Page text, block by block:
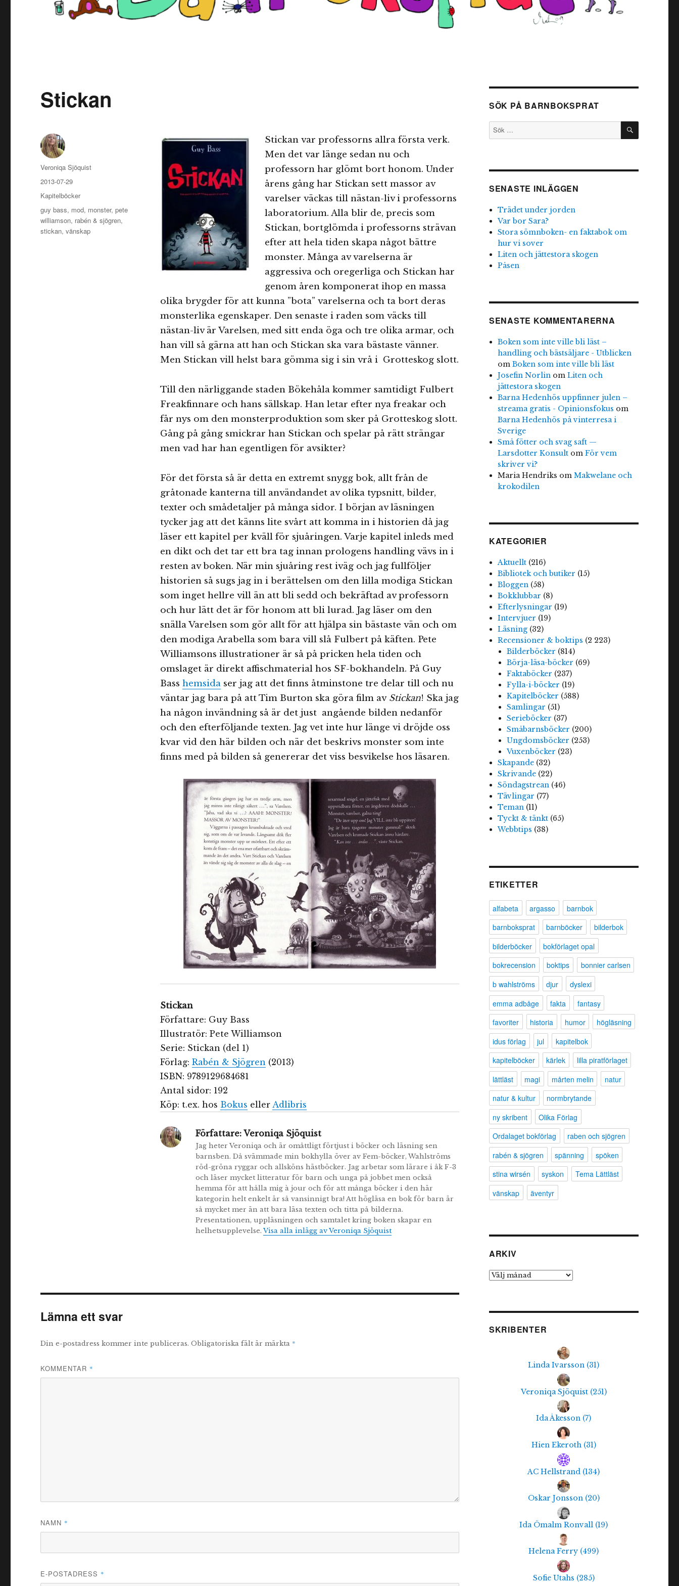
Stickan
Stickan var professorns allra första verk.
Men det var länge sedan nu och
professorn har glömt bort honom. Under
årens gång har Stickan sett massor av
varelser väckas till nästan-liv i professorns
laboratorium. Alla blir de, precis som
Stickan, bortglömda i professorns strävan
efter att hela tiden skapa något bättre
monster. Många av varelserna är
aggressiva och oregerliga och Stickan har
genom åren komponerat ihop en massa
olika brygder för att kunna ”bota” varelserna och ta bort deras
monsterlika egenskaper. Den senaste i raden som väcks till
nästan-liv är Varelsen, med sitt enda öga och tre olika armar, och
han vill så gärna att han och Stickan ska vara bästaste vänner.
Men Stickan vill helst bara gömma sig i sin vrå i Grotteskog slott.
Till den närliggande staden Bökehåla kommer samtidigt Fulbert
Freakfinnare och hans sällskap. Han letar efter nya freakar och
får nys om den monsterproduktion som sker på Grotteskog slott.
Gång på gång smickrar han Stickan och spelar på rätt strängar
men vad har han egentligen för avsikter?
För det första så är detta en extremt snygg bok, allt från de
gråtonade kanterna till användandet av olika typsnitt, bilder,
texter och smådetaljer på många sidor. I början av läsningen
tycker jag att det känns lite svårt att komma in i historien då jag
läser ett kapitel per kväll för sjuåringen. Varje kapitel inleds med
en dikt och det tar ett bra tag innan prologens handling vävs in i
resten av boken. När min sjuåring rest iväg och jag fullföljer
historien så sugs jag in i berättelsen om den lilla modiga Stickan
som inget hellre vill än att bli sedd och bekräftad av professorn
och hur lätt det är för honom att bli lurad. Jag läser om den
snälla Varelsen som gör allt för att hjälpa sin bästaste vän och om
den modiga Arabella som bara vill slå Fulbert på käften. Pete
Williamsons illustrationer är så på pricken hela tiden och
omslaget är direkt affischmaterial hos SF-bokhandeln. På Guy
Bass hemsidaser jag att det finns åtminstone tre delar till och nu
väntar jag bara på att Tim Burton ska göra film avStickan! Ska jag
ha någon invändning så är det just angående bilden nedanför
och den efterföljande texten. Jag vet inte hur länge vi dröjde oss
kvar vid den här bilden och när det beskrivs monster som inte
finns med på bilden så genererar det viss besvikelse hos läsaren.
Stickan
Författare: Guy Bass
Illustratör: Pete Williamson
Serie: Stickan (del 1)
Förlag: Rabén & Sjögren (2013)
ISBN: 9789129684681
Antal sidor: 192
Köp: t.ex. hos Bokus eller Adlibris
Författare:Veroniqa Sjöquist
Jag heter Veroniqa och är omåttligt förtjust i böcker och läsning sen
barnsben. Då svämmade min bokhylla över av Fem-böcker, Wahlströms
röd-gröna ryggar och allsköns hästböcker. Jag arbetar som lärare i åk F-3
och läser mycket litteratur för barn och unga på jobbet men också
hemma för att hålla mig à jour och för att många böcker i den här
kategorin helt enkelt är så vansinnigt bra! Att högläsa en bok för barn är
så mycket mer än att bara läsa texten och titta på bilderna.
Presentationen, uppläsningen och samtalet kring boken skapar en
helhetsupplevelse.Visa alla inlägg av Veroniqa Sjöquist
Författare
Veroniqa Sjöquist
Publicerat
den
2013-07-29
Kategorier
Kapitelböcker
Etiketter
guy bass, mod, monster,pete
williamson, rabén & sjögren,
stickan,vänskap
Lämna ett svar
Din e-postadress kommer inte publiceras. Obligatoriska fält är märkta *
KOMMENTAR *
NAMN *
E-POSTADRESS *
SÖK PÅ BARNBOKSPRAT
Sök
efter:
SÖK
SENASTE INLÄGGEN
Trädet under jorden
Var bor Sara?
Stora sömnboken- en faktabok om
hur vi sover
Liten och jättestora skogen
Påsen
SENASTE KOMMENTARERNA
Boken som inte ville bli läst –
handling och bästsäljare - Utblicken
omBoken som inte ville bli läst
Josefin Norlin omLiten och
jättestora skogen
Barna Hedenhös uppfinner julen –
streama gratis - Opinionsfokus om
Barna Hedenhös på vinterresa i
Sverige
Små fötter och svag saft —
Larsdotter Konsult omFör vem
skriver vi?
Maria Hendriks omMakwelane och
krokodilen
KATEGORIER
Aktuellt (216)
Bibliotek och butiker (15)
Bloggen (58)
Bokklubbar (8)
Efterlysningar (19)
Intervjuer (19)
Läsning (32)
Recensioner & boktips (2 223)
Bilderböcker (814)
Börja-läsa-böcker (69)
Faktaböcker (237)
Fylla-i-böcker (19)
Kapitelböcker (588)
Samlingar (51)
Serieböcker (37)
Småbarnsböcker (200)
Ungdomsböcker (253)
Vuxenböcker (23)
Skapande (32)
Skrivande (22)
Söndagstrean (46)
Tävlingar (77)
Teman (11)
Tyckt & tänkt (65)
Webbtips (38)
ETIKETTER
alfabeta argasso
barnbok
barnboksprat
barnböcker
bilderbok
bilderböcker
bokförlaget opal
bokrecension
boktips
bonnier carlsen
b wahlströms
djur
dyslexi
emma adbåge
fakta
fantasy
favoriter
historia humor
högläsning
idus förlag
jul
kapitelbok
kapitelböcker
kärlek
lilla piratförlaget
lättläst
magi mårten melin
natur
natur & kultur
normbrytande
ny skribent
Olika Förlag
Ordalaget bokförlag
raben och sjögren
rabén & sjögren
spänning
spöken
stina wirsén
syskon
Tema Lättläst
vänskap
äventyr
ARKIV
Arkiv
SKRIBENTER
Linda Ivarsson (31)
Veroniqa Sjöquist (251)
Ida Åkesson (7)
Hien Ekeroth (31)
AC Hellstrand (134)
Oskar Jonsson (20)
Ida Ömalm Ronvall (19)
Helena Ferry (499)
Sofie Utahs (285)